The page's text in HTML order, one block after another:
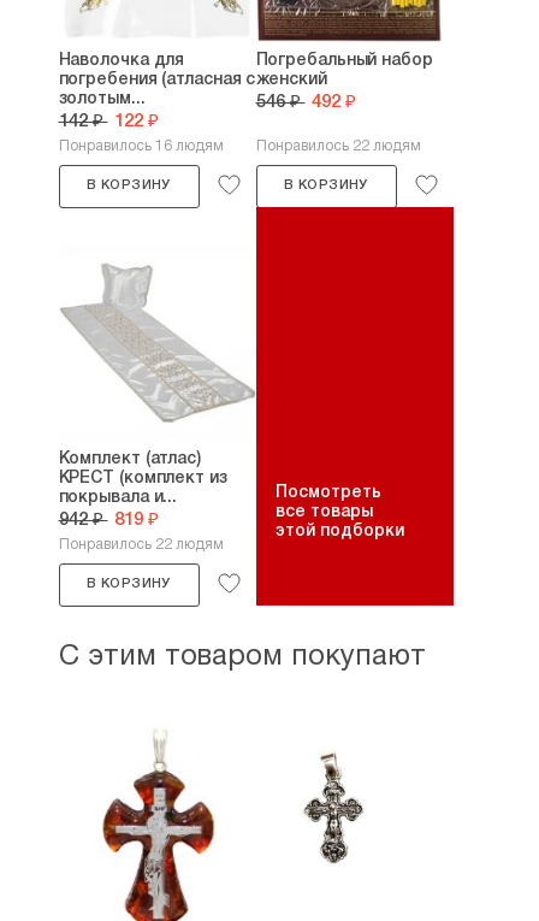
Наволочка для
погребения (атласная с
золотым...
142 ₽ 122 ₽
Понравилось 16 людям
В КОРЗИНУ
Погребальный набор
женский
546 ₽ 492 ₽
Понравилось 22 людям
В КОРЗИНУ
Комплект (атлас)
КРЕСТ (комплект из
покрывала и...
942 ₽ 819 ₽
Понравилось 22 людям
В КОРЗИНУ
Посмотреть
все товары
этой подборки
С этим товаром покупают